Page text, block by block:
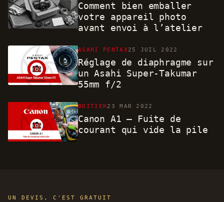
Comment bien emballer
votre appareil photo
avant envoi à l’atelier
ASAHI PENTAX25 JUIL 2022
Réglage de diaphragme sur
un Asahi Super-Takumar
55mm f/2
BOITIER23 MAR 2022
Canon A1 – Fuite de
courant qui vide la pile
UN DEVIS, C'EST GRATUIT